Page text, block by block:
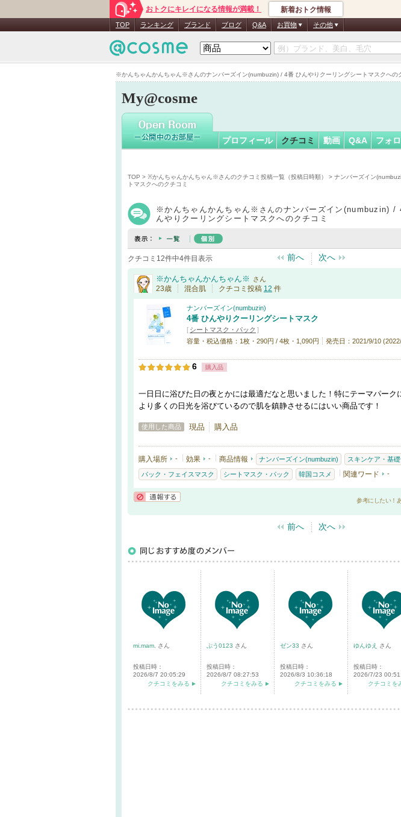
※かんちゃんかんちゃん※さんのナンバーズイン(numbuzin) / 4番 ひんやりクーリングシートマスクへの
おトクにキレイになる情報が満載！ 新着おトク情報
TOP ランキング ブランド ブログ Q&A お買物 その他
My@cosme
※かんちゃんかん…さ
プロフィール クチコミ 動画 Q&A フォ
TOP > ※かんちゃんかんちゃん※さんのクチコミ投稿一覧（投稿日時順）
> ナンバーズイン
トマスクへのクチコミ
※かんちゃんかんちゃん※ さんのナンバーズイン(numbuzin) /
んやりクーリングシートマスクへのクチコミ
クチコミ12件中4件目表示 前へ 次へ
※かんちゃんかんちゃん※ さん
23歳 混合肌 クチコミ投稿 12 件
ナンバーズイン(numbuzin)
4番 ひんやりクーリングシートマスク
[ シートマスク・パック ]
容量・税込価格：1枚・290円 / 4枚・1,090円
発売日：2021/9/10
6 購入品
一日日に浴びた日の夜とかには最適だなと思いました！特にテーマパーク
より多くの日光を浴びているので肌を鎮静させるにはいい商品です！
使用した商品 現品 購入品
購入場所 - 効果 - 商品情報 ナンバーズイン(numbuzin) スキンケア・基
パック・フェイスマスク シートマスク・パック 韓国コスメ 関連ワード -
参考にしたい！
前へ 次へ
mi.mam. さん
投稿日時：
2026/8/7 20:05:29
クチコミをみる
ぷう0123 さん
投稿日時：
2026/8/7 08:27:53
クチコミをみる
ゼン33 さん
投稿日時：
2026/8/3 10:36:18
クチコミをみる
ゆんゆえ さん
投稿日時：
2026/7/23
クチコミを